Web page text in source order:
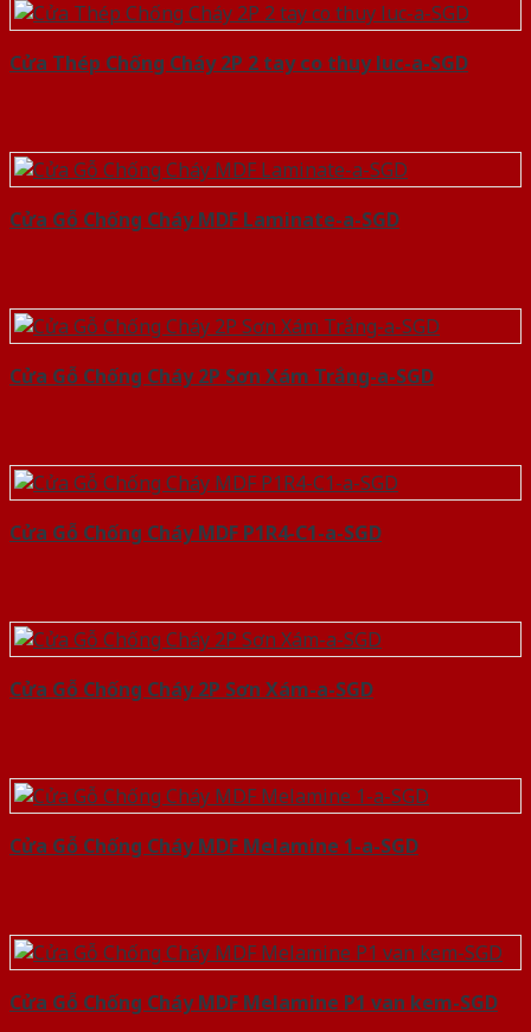
Cửa Thép Chống Cháy 2P 2 tay co thuy luc-a-SGD
Cửa Gỗ Chống Cháy MDF Laminate-a-SGD
Cửa Gỗ Chống Cháy 2P Sơn Xám Trắng-a-SGD
Cửa Gỗ Chống Cháy MDF P1R4-C1-a-SGD
Cửa Gỗ Chống Cháy 2P Sơn Xám-a-SGD
Cửa Gỗ Chống Cháy MDF Melamine 1-a-SGD
Cửa Gỗ Chống Cháy MDF Melamine P1 van kem-SGD